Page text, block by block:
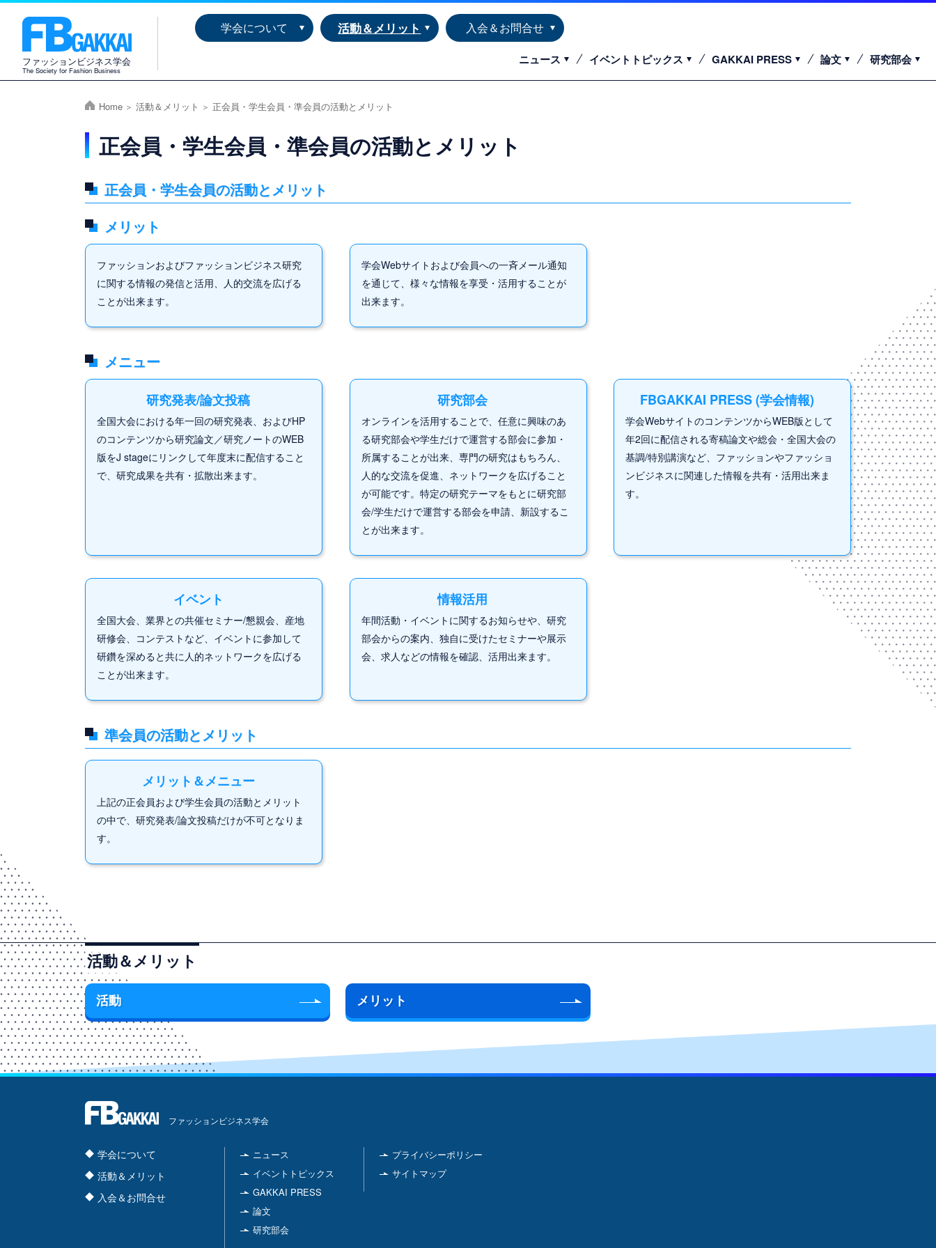
ファッションビジネス学会
The Society for Fashion Business
学会について 活動＆メリット 入会＆お問合せ
ニュース イベントトピックス GAKKAI PRESS 論文 研究部会
Home 活動＆メリット 正会員・学生会員・準会員の活動とメリット
正会員・学生会員・準会員の活動とメリット
正会員・学生会員の活動とメリット
メリット
ファッションおよびファッションビジネス研究
に関する情報の発信と活用、人的交流を広げる
ことが出来ます。
学会Webサイトおよび会員への一斉メール通知
を通じて、様々な情報を享受・活用することが
出来ます。
メニュー
研究発表/論文投稿
全国大会における年一回の研究発表、およびHP
のコンテンツから研究論文／研究ノートのWEB
版をJ stageにリンクして年度末に配信すること
で、研究成果を共有・拡散出来ます。
研究部会
オンラインを活用することで、任意に興味のあ
る研究部会や学生だけで運営する部会に参加・
所属することが出来、専門の研究はもちろん、
人的な交流を促進、ネットワークを広げること
が可能です。特定の研究テーマをもとに研究部
会/学生だけで運営する部会を申請、新設するこ
とが出来ます。
FBGAKKAI PRESS (学会情報)
学会WebサイトのコンテンツからWEB版として
年2回に配信される寄稿論文や総会・全国大会の
基調/特別講演など、ファッションやファッショ
ンビジネスに関連した情報を共有・活用出来ま
す。
イベント
全国大会、業界との共催セミナー/懇親会、産地
研修会、コンテストなど、イベントに参加して
研鑽を深めると共に人的ネットワークを広げる
ことが出来ます。
情報活用
年間活動・イベントに関するお知らせや、研究
部会からの案内、独自に受けたセミナーや展示
会、求人などの情報を確認、活用出来ます。
準会員の活動とメリット
メリット＆メニュー
上記の正会員および学生会員の活動とメリット
の中で、研究発表/論文投稿だけが不可となりま
す。
活動＆メリット
活動 メリット
ファッションビジネス学会
学会について
活動＆メリット
入会＆お問合せ
ニュース
イベントトピックス
GAKKAI PRESS
論文
研究部会
プライバシーポリシー
サイトマップ